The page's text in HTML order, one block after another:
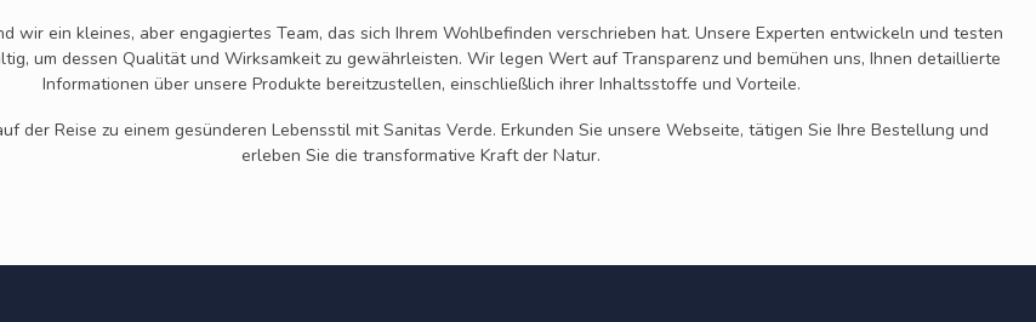
wir ein kleines, aber engagiertes Team, das sich Ihrem Wohlbefinden verschrieben hat. Unsere Experten entwickeln und testen
um dessen Qualität und Wirksamkeit zu gewährleisten. Wir legen Wert auf Transparenz und bemühen uns, Ihnen detaillierte
Informationen über unsere Produkte bereitzustellen, einschließlich ihrer Inhaltsstoffe und Vorteile.
der Reise zu einem gesünderen Lebensstil mit Sanitas Verde. Erkunden Sie unsere Webseite, tätigen Sie Ihre Bestellung und
erleben Sie die transformative Kraft der Natur.